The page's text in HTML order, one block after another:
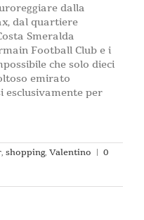
dalla
dal quartiere
Smeralda
Football Club e i
che solo dieci
emirato
esclusivamente per
, shopping, Valentino | 0